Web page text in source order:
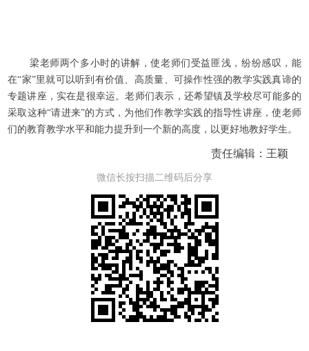
梁老师两个多小时的讲解，使老师们受益匪浅，纷纷感叹，能
在“家”里就可以听到有价值、高质量、可操作性强的教学实践真谛的
专题讲座，实在是很幸运。老师们表示，还希望镇及学校尽可能多的
采取这种“请进来”的方式，为他们作教学实践的指导性讲座，使老师
们的教育教学水平和能力提升到一个新的高度，以更好地教好学生。
责任编辑：王颖
微信长按扫描二维码后分享